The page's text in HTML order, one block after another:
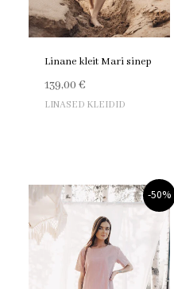
Linane kleit Mari sinep
139,00€
LINASED KLEIDID
-50%
Algne
hind
oli:
139,00 €.
Praegune
hind
69,00 €.